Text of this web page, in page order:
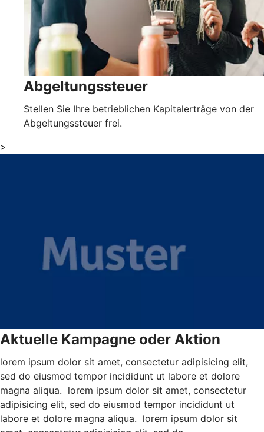
Abgeltungssteuer
Stellen Sie Ihre betrieblichen Kapitalerträge von der
Abgeltungssteuer frei.
>
Aktuelle Kampagne oder Aktion
lorem ipsum dolor sit amet, consectetur adipisicing elit,
sed do eiusmod tempor incididunt ut labore et dolore
magna aliqua. lorem ipsum dolor sit amet, consectetur
adipisicing elit, sed do eiusmod tempor incididunt ut
labore et dolore magna aliqua. lorem ipsum dolor sit